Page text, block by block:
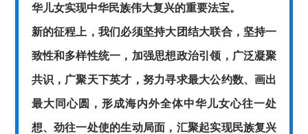
华儿女实现中华民族伟大复兴的重要法宝。
新的征程上，我们必须坚持大团结大联合，坚持一
致性和多样性统一，加强思想政治引领，广泛凝聚
共识，广聚天下英才，努力寻求最大公约数、画出
最大同心圆，形成海内外全体中华儿女心往一处
想、劲往一处使的生动局面，汇聚起实现民族复兴